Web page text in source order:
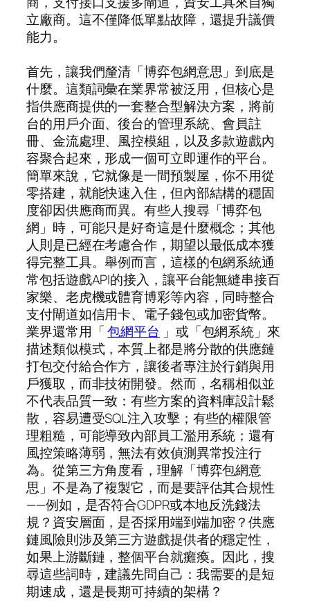
立廠商。這不僅降低單點故障，還提升議價
能力。
首先，讓我們釐清「博弈包網意思」到底是
什麼。這類詞彙在業界常被泛用，但核心是
指供應商提供的一套整合型解決方案，將前
台的用戶介面、後台的管理系統、會員註
冊、金流處理、風控模組，以及多款遊戲內
容聚合起來，形成一個可立即運作的平台。
簡單來說，它就像是一間預製屋，你不用從
零搭建，就能快速入住，但內部結構的穩固
度卻因供應商而異。有些人搜尋「博弈包
網」時，可能只是好奇這是什麼概念；其他
人則是已經在考慮合作，期望以最低成本獲
得完整工具。舉例而言，這樣的包網系統通
常包括遊戲API的接入，讓平台能無縫串接百
家樂、老虎機或體育博彩等內容，同時整合
支付閘道如信用卡、電子錢包或加密貨幣。
業界還常用「包網平台 」或「包網系統」來
描述類似模式，本質上都是將分散的供應鏈
打包交付給合作方，讓後者專注於行銷與用
戶獲取，而非技術開發。然而，名稱相似並
不代表品質一致：有些方案的資料庫設計鬆
散，容易遭受SQL注入攻擊；有些的權限管
理粗糙，可能導致內部員工濫用系統；還有
風控策略薄弱，無法有效偵測異常投注行
為。從第三方角度看，理解「博弈包網意
思」不是為了複製它，而是要評估其合規性
——例如，是否符合GDPR或本地反洗錢法
規？資安層面，是否採用端到端加密？供應
鏈風險則涉及第三方遊戲提供者的穩定性，
如果上游斷鏈，整個平台就癱瘓。因此，搜
尋這些詞時，建議先問自己：我需要的是短
期速成，還是長期可持續的架構？